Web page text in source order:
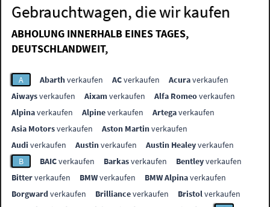
Gebrauchtwagen, die wir kaufen
ABHOLUNG INNERHALB EINES TAGES,
DEUTSCHLANDWEIT,
A Abarthverkaufen ACverkaufen Acuraverkaufen
Aiwaysverkaufen Aixamverkaufen Alfa Romeoverkaufen
Alpinaverkaufen Alpineverkaufen Artegaverkaufen
Asia Motorsverkaufen Aston Martinverkaufen
Audi verkaufen Austinverkaufen Austin Healeyverkaufen
B
BAICverkaufen Barkasverkaufen Bentleyverkaufen
Bitterverkaufen BMWverkaufen BMW Alpinaverkaufen
Borgwardverkaufen Brillianceverkaufen Bristolverkaufen